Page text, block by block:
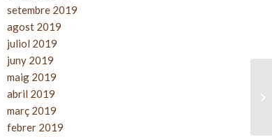
setembre 2019
agost 2019
juliol 2019
juny 2019
maig 2019
abril 2019
març 2019
febrer 2019